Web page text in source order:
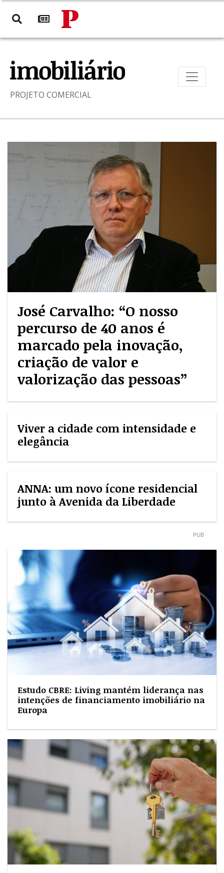
PROJETO COMERCIAL
José Carvalho: “O nosso
percurso de 40 anos é
marcado pela inovação,
criação de valor e
valorização das pessoas”
Viver a cidade com intensidade e
elegância
ANNA: um novo ícone residencial
junto à Avenida da Liberdade
PUB
Estudo CBRE: Living mantém liderança nas
intenções de financiamento imobiliário na
Europa